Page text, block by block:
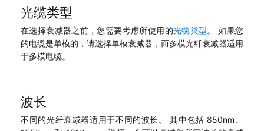
光缆类型
在选择衰减器之前，您需要考虑所使用的光缆类型。 如果您
的电缆是单模的，请选择单模衰减器，而多模光纤衰减器适用
于多模电缆。
波长
不同的光纤衰减器适用于不同的波长。 其中包括 850nm、